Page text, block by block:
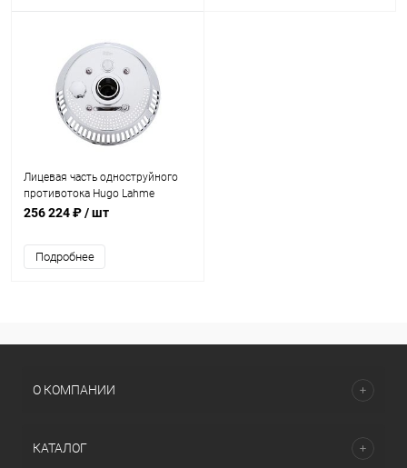
Лицевая часть одноструйного
противотока Hugo Lahme
TAIFUN с пьезокнопкой
256 224 ₽/ шт
Подробнее
О КОМПАНИИ
КАТАЛОГ